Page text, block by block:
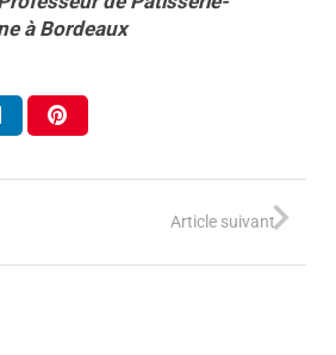
à Bordeaux
Article suivant